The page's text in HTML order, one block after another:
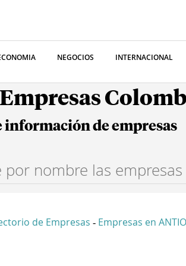
NEGOCIOS INTERNACIONAL
información de empresas
de Empresas - Empresas en